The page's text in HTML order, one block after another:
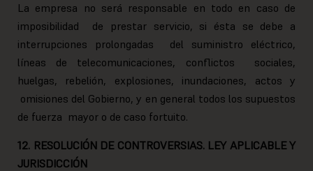
La empresa no será responsable en todo en caso de
imposibilidad de prestar servicio, si ésta se debe a
interrupciones prolongadas del suministro eléctrico,
líneas de telecomunicaciones, conflictos sociales,
huelgas, rebelión, explosiones, inundaciones, actos y
omisiones del Gobierno, y en general todos los supuestos
de fuerza mayor o de caso fortuito.
12. RESOLUCIÓN DE CONTROVERSIAS. LEY APLICABLE Y
JURISDICCIÓN